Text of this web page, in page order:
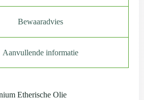
Bewaaradvies
Aanvullende informatie
Etherische Olie